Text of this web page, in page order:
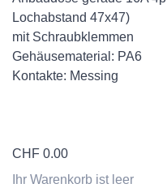
Lochabstand 47x47)
mit Schraubklemmen
Gehäusematerial: PA6
Kontakte: Messing
CHF 0.00
Ihr Warenkorb ist leer